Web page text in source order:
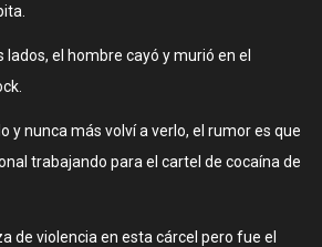
lados, el hombre cayó y murió en el
y nunca más volví a verlo, el rumor es que
trabajando para el cartel de cocaína de
de violencia en esta cárcel pero fue el